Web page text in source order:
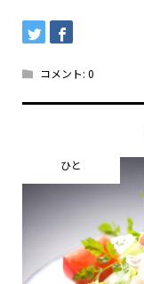
コメント: 0
ひと